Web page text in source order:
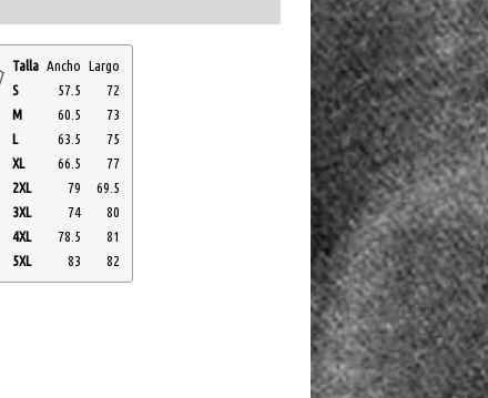
Talla Ancho Largo
S
57.5
72
M
60.5
73
L
63.5
75
XL
66.5
77
2XL
79
69.5
3XL
74
80
4XL
78.5
81
5XL
83 82